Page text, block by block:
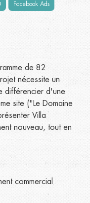
Facebook Ads
de 82
nécessite un
différencier d'une
site ("Le Domaine
Villa
nouveau, tout en
commercial